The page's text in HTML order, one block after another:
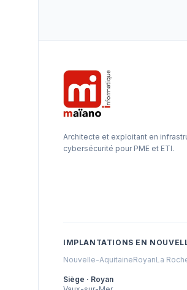
Architecte et exploitant en
cybersécurité pour PME et ETI.
IMPLANTATIONS EN
Nouvelle-AquitaineRoyanLa
Siège · Royan